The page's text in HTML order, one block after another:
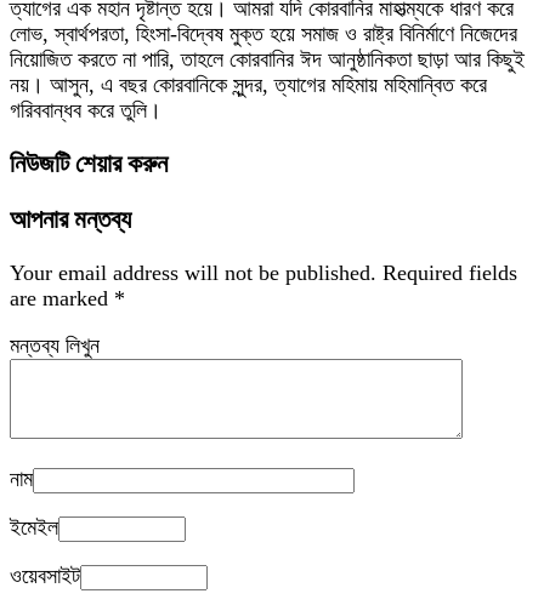
ত্যাগের এক মহান দৃষ্টান্ত হয়ে। আমরা যদি কোরবানির মাহাত্ম্যকে ধারণ করে
লোভ, স্বার্থপরতা, হিংসা-বিদ্বেষ মুক্ত হয়ে সমাজ ও রাষ্ট্র বিনির্মাণে নিজেদের
নিয়োজিত করতে না পারি, তাহলে কোরবানির ঈদ আনুষ্ঠানিকতা ছাড়া আর কিছুই
নয়। আসুন, এ বছর কোরবানিকে সুন্দর, ত্যাগের মহিমায় মহিমান্বিত করে
গরিববান্ধব করে তুলি।
নিউজটি শেয়ার করুন
আপনার মন্তব্য
Your email address will not be published. Required fields
are marked *
মন্তব্য লিখুন
নাম
ইমেইল
ওয়েবসাইট